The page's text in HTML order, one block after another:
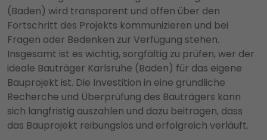
(Baden) wird transparent und offen über den
Fortschritt des Projekts kommunizieren und bei
Fragen oder Bedenken zur Verfügung stehen.
Insgesamt ist es wichtig, sorgfältig zu prüfen, wer der
ideale Bauträger Karlsruhe (Baden) für das eigene
Bauprojekt ist. Die Investition in eine gründliche
Recherche und Überprüfung des Bauträgers kann
sich langfristig auszahlen und dazu beitragen, dass
das Bauprojekt reibungslos und erfolgreich verläuft.